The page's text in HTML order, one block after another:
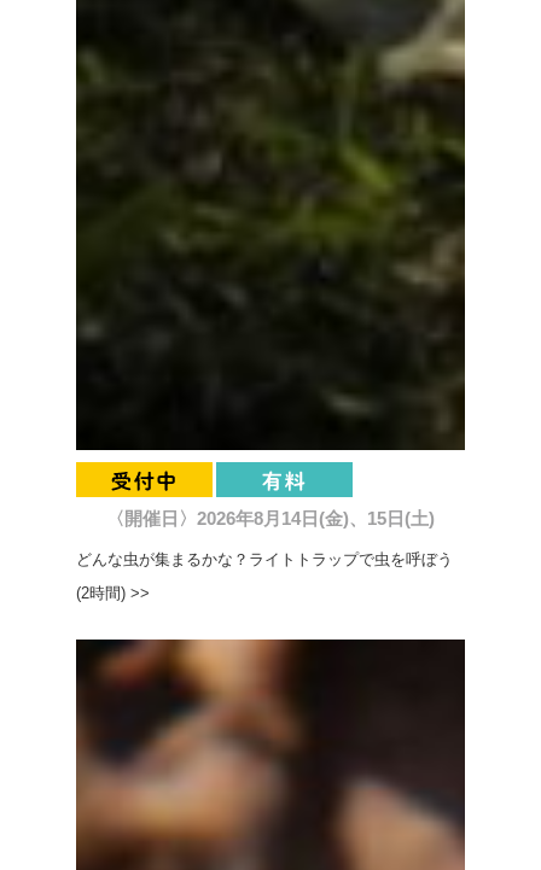
〈開催日〉2026年8月14日(金)、15日(土)
どんな虫が集まるかな？ライトトラップで虫を呼ぼう
(2時間) >>